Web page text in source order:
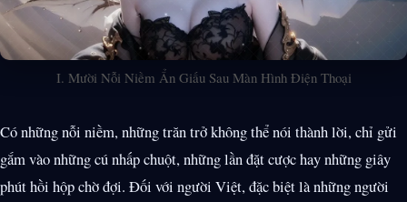
I. Mười Nỗi Niềm Ẩn Giấu Sau Màn Hình Điện Thoại
Có những nỗi niềm, những trăn trở không thể nói thành lời, chỉ gửi
gắm vào những cú nhấp chuột, những lần đặt cược hay những giây
phút hồi hộp chờ đợi. Đối với người Việt, đặc biệt là những người